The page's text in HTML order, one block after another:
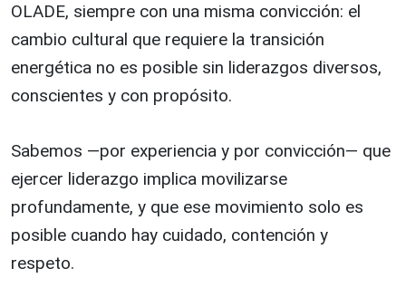
OLADE, siempre con una misma convicción: el
cambio cultural que requiere la transición
energética no es posible sin liderazgos diversos,
conscientes y con propósito.
Sabemos —por experiencia y por convicción— que
ejercer liderazgo implica movilizarse
profundamente, y que ese movimiento solo es
posible cuando hay cuidado, contención y
respeto.